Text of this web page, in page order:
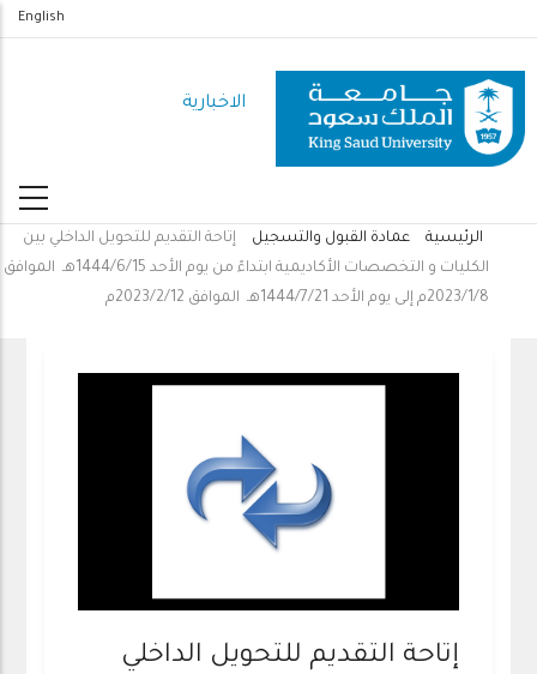
المحتوى
الرئيسي
English
الاخبارية
مسار
التنقل
الرئيسية عمادة القبول والتسجيل
إتاحة التقديم للتحويل الداخلي بين
الكليات و التخصصات الأكاديمية ابتداءً من يوم الأحد 1444/6/15هـ الموافق
2023/1/8م إلى يوم الأحد 1444/7/21هـ الموافق 2023/2/12م
إتاحة التقديم للتحويل الداخلي